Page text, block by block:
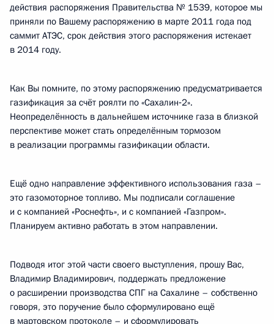
действия распоряжения Правительства № 1539, которое мы
приняли по Вашему распоряжению в марте 2011 года под
саммит АТЭС, срок действия этого распоряжения истекает
в 2014 году.
Как Вы помните, по этому распоряжению предусматривается
газификация за счёт роялти по «Сахалин‑2».
Неопределённость в дальнейшем источнике газа в близкой
перспективе может стать определённым тормозом
в реализации программы газификации области.
Ещё одно направление эффективного использования газа –
это газомоторное топливо. Мы подписали соглашение
и с компанией «Роснефть», и с компанией «Газпром».
Планируем активно работать в этом направлении.
Подводя итог этой части своего выступления, прошу Вас,
Владимир Владимирович, поддержать предложение
о расширении производства СПГ на Сахалине – собственно
говоря, это поручение было сформулировано ещё
в мартовском протоколе – и сформулировать